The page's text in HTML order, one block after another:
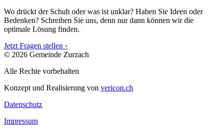
Wo drückt der Schuh oder was ist unklar? Haben Sie Ideen oder
Bedenken? Schreiben Sie uns, denn nur dann können wir die
optimale Lösung finden.
Jetzt Fragen stellen ›
© 2026 Gemeinde Zurzach
Alle Rechte vorbehalten
Konzept und Realisierung von vericon.ch
Datenschutz
Impressum